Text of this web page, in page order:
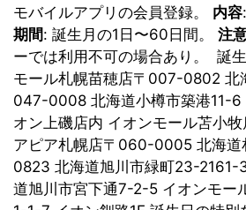
モバイルアプリの会員登録。 内容
期間: 誕生月の1日〜60日間。 注
ーでは利用不可の場合あり。 誕
モール札幌苗穂店〒007-0802 北
047-0008 北海道小樽市築港11-6
オン上磯店内 イオンモール苫小
アピア札幌店〒060-0005 北海道
0823 北海道旭川市緑町23-2161-
道旭川市宮下通7-2-5 イオンモー